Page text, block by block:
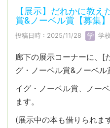
【展示】だれかに教
賞&ノーベル賞【募集】
投稿日時 : 2025/11/28 学
廊下の展示コーナーに、[
グ・ノーベル賞&ノーベル
イグ・ノーベル賞、ノー
ます。
(展示中の本も借りられま